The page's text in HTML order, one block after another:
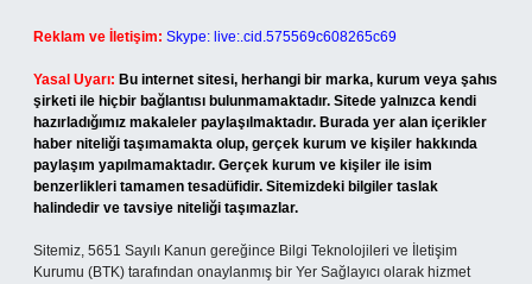
Reklam ve İletişim: Skype: live:.cid.575569c608265c69
Yasal Uyarı: Bu internet sitesi, herhangi bir marka, kurum veya şahıs
şirketi ile hiçbir bağlantısı bulunmamaktadır. Sitede yalnızca kendi
hazırladığımız makaleler paylaşılmaktadır. Burada yer alan içerikler
haber niteliği taşımamakta olup, gerçek kurum ve kişiler hakkında
paylaşım yapılmamaktadır. Gerçek kurum ve kişiler ile isim
benzerlikleri tamamen tesadüfidir. Sitemizdeki bilgiler taslak
halindedir ve tavsiye niteliği taşımazlar.
Sitemiz, 5651 Sayılı Kanun gereğince Bilgi Teknolojileri ve İletişim
Kurumu (BTK) tarafından onaylanmış bir Yer Sağlayıcı olarak hizmet